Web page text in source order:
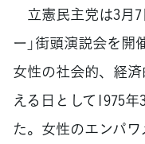
立憲民主党は3月7
ー」街頭演説会を開
女性の社会的、経
える日として1975
た。女性のエンパ